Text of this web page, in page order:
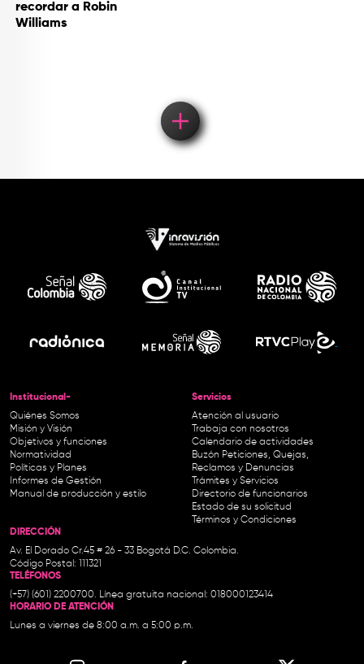
recordar a Robin
Williams
Institucional-
Quiénes Somos
Misión y Visión
Objetivos y funciones
Normatividad
Políticas y Planes
Informes de Gestión
Manual de producción y estilo
Servicios
Atención al usuario
Trabaja con nosotros
Calendario de actividades
Buzón Peticiones, Quejas,
Reclamos y Denuncias
Trámites y Servicios
Directorio de funcionarios
Estado de su solicitud
Términos y Condiciones
DIRECCIÓN
Av. El Dorado Cr.45 # 26 - 33 Bogotá D.C. Colombia.
Código Postal: 111321
TELÉFONOS
(+57) (601) 2200700. Línea gratuita nacional: 018000123414
HORARIO DE ATENCIÓN
Lunes a viernes de 8:00 a.m. a 5:00 p.m.